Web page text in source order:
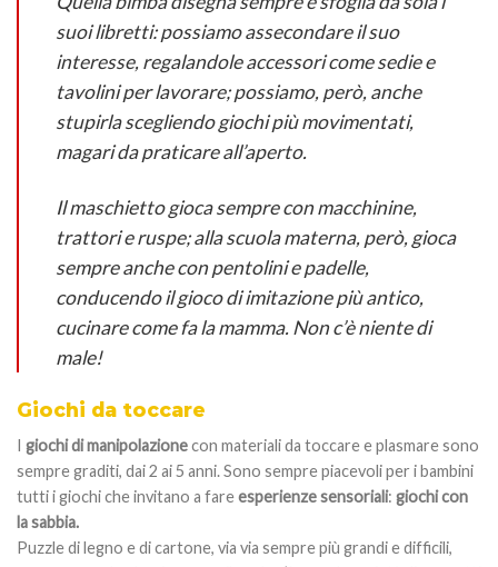
suoi libretti: possiamo assecondare il suo
interesse, regalandole accessori come sedie e
tavolini per lavorare; possiamo, però, anche
stupirla scegliendo giochi più movimentati,
magari da praticare all’aperto.
Il maschietto gioca sempre con macchinine,
trattori e ruspe; alla scuola materna, però, gioca
sempre anche con pentolini e padelle,
conducendo il gioco di imitazione più antico,
cucinare come fa la mamma. Non c’è niente di
male!
Giochi da toccare
I giochi di manipolazionecon materiali da toccare e plasmare sono
sempre graditi, dai 2 ai 5 anni. Sono sempre piacevoli per i bambini
tutti i giochi che invitano a fareesperienze sensoriali: giochi con
la sabbia.
Puzzle di legno e di cartone, via via sempre più grandi e difficili,